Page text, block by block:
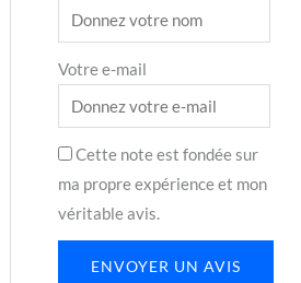
Votre e-mail
Cette note est fondée sur
ma propre expérience et mon
véritable avis.
ENVOYER UN AVIS